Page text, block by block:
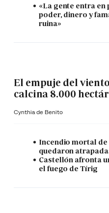
«La gente entra
poder, dinero y
ruina»
El empuje del
calcina 8.000
Cynthia de Benito
Incendio mortal
quedaron
Castellón afronta
el fuego de Tírig